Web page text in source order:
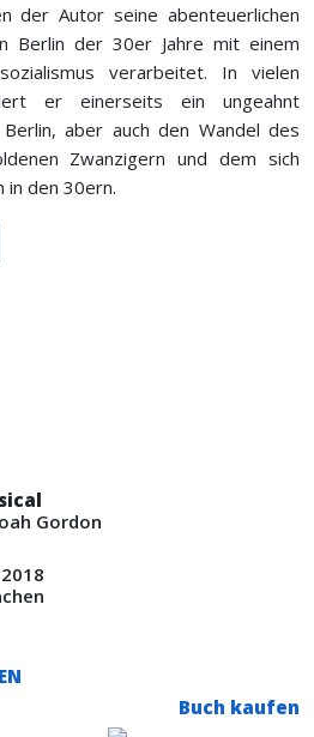
der Autor seine abenteuerlichen
Berlin der 30er Jahre mit einem
verarbeitet. In vielen
er einerseits ein ungeahnt
aber auch den Wandel des
Zwanzigern und dem sich
in den 30ern.
Gordon
Buch kaufen